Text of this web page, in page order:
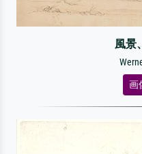
風景
画